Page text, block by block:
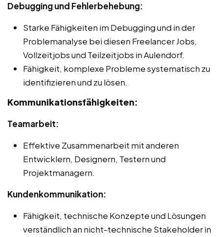
Debugging und Fehlerbehebung:
Starke Fähigkeiten im Debugging und in der
Problemanalyse bei diesen Freelancer Jobs,
Vollzeitjobs und Teilzeitjobs in Aulendorf.
Fähigkeit, komplexe Probleme systematisch zu
identifizieren und zu lösen.
Kommunikationsfähigkeiten:
Teamarbeit:
Effektive Zusammenarbeit mit anderen
Entwicklern, Designern, Testern und
Projektmanagern.
Kundenkommunikation:
Fähigkeit, technische Konzepte und Lösungen
verständlich an nicht-technische Stakeholder in